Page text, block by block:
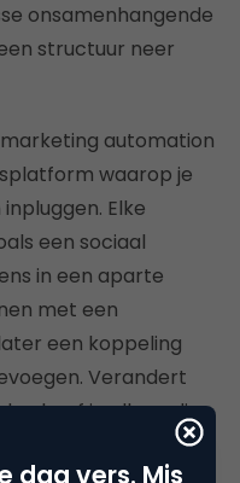
onsamenhangende
structuur neer
automation
waarop je
Elke
een sociaal
in een aparte
met een
een koppeling
Verandert
hoef je alleen die
voordeel als je het
dag vers. Mis